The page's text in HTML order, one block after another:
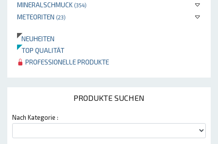
MINERALSCHMUCK (354)
METEORITEN (23)
NEUHEITEN
TOP QUALITÄT
PROFESSIONELLE PRODUKTE
PRODUKTE SUCHEN
Nach Kategorie :